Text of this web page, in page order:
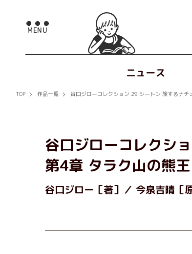
ニュース
TOP 作品一覧 谷口ジローコレクション 29 シートン 旅するナチ
谷口ジローコレクシ
第4章 タラク山の熊王
谷口ジロー［著］ 今泉吉晴［